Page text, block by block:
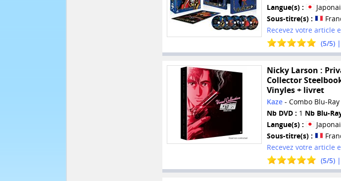
Langue(s) :
Sous-titre(s) :
Recevez votre article
(5/5) |
Nicky Larson :
Collector
Vinyles + livret
Kaze- Combo Blu-
Nb DVD : 1 Nb Blu-
Langue(s) :
Sous-titre(s) :
Recevez votre article
(5/5) |